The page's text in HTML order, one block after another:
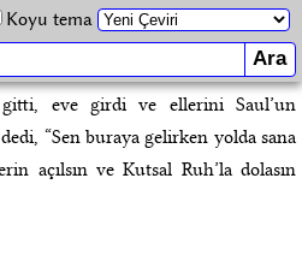
Koyu tema
eve girdi ve ellerini Saul’un
“Sen buraya gelirken yolda sana
açılsın ve Kutsal Ruh’la dolasın